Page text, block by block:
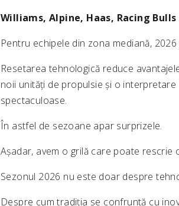
Williams, Alpine, Haas, Racing
Pentru echipele din zona mediană,
Resetarea tehnologică reduce
noii unități de propulsie și o
spectaculoase.
În astfel de sezoane apar surprizele.
Așadar, avem o grilă care poate rescrie
Sezonul 2026 nu este doar despre
Despre cum tradiția se confruntă cu